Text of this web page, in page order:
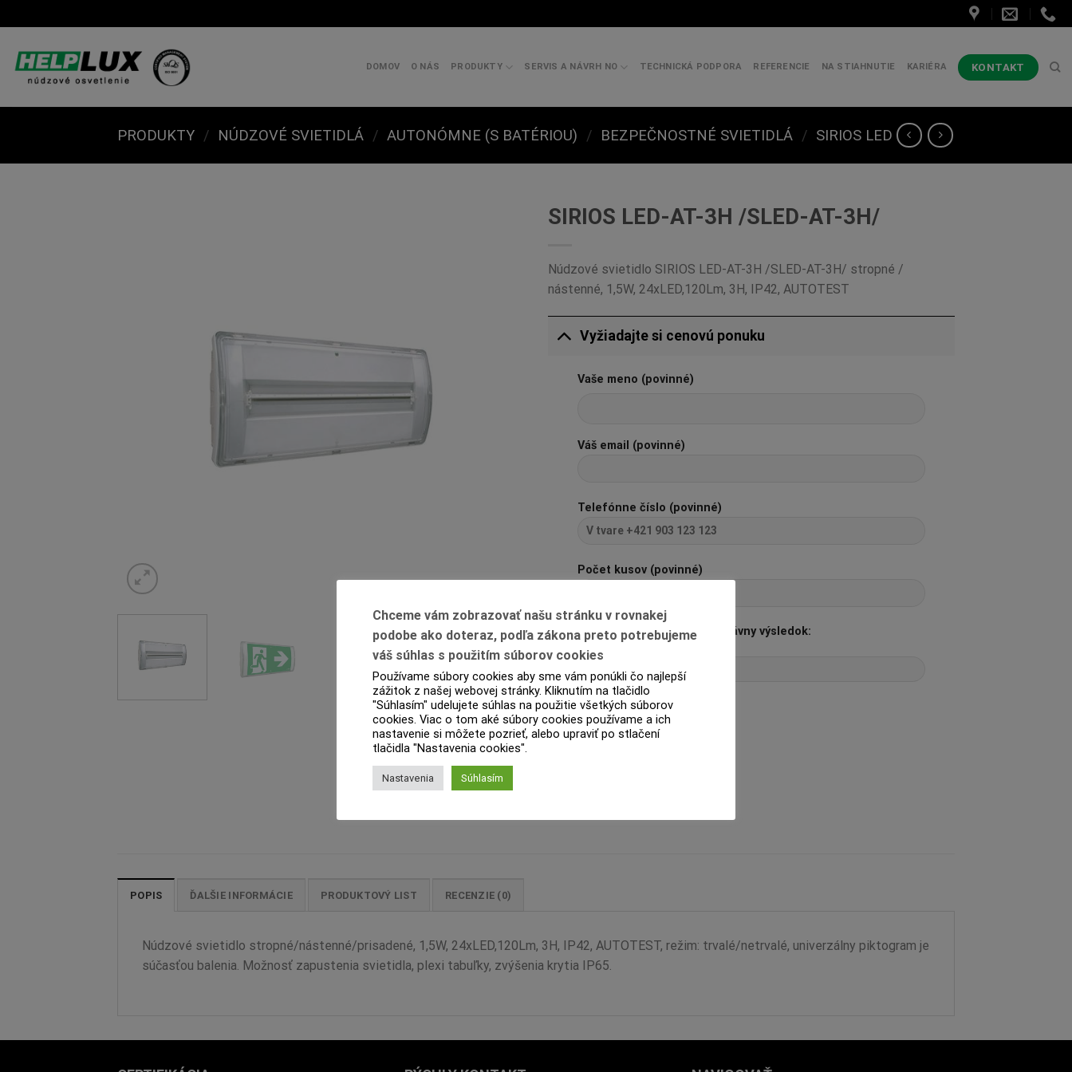
to
content
DOMOV O NÁS PRODUKTY SERVIS A NÁVRH NO TECHNICKÁ PODPORA REFERENCIE NA STIAHNUTIE KARIÉRA KONTAKT
PRODUKTY / NÚDZOVÉ SVIETIDLÁ / AUTONÓMNE (S BATÉRIOU) / BEZPEČNOSTNÉ SVIETIDLÁ / SIRIOS LED
SIRIOS LED-AT-3H /SLED-AT-3H/
Núdzové svietidlo SIRIOS LED-AT-3H /SLED-AT-3H/ stropné /
nástenné, 1,5W, 24xLED,120Lm, 3H, IP42, AUTOTEST
Vyžiadajte si cenovú ponuku
Vaše meno (povinné)
Váš email (povinné)
Telefónne číslo (povinné)
Počet kusov (povinné)
Pred odoslaním zadajte správny výsledok:
22+11=?
POPIS ĎALŠIE INFORMÁCIE PRODUKTOVÝ LIST RECENZIE (0)
Núdzové svietidlo stropné/nástenné/prisadené, 1,5W, 24xLED,120Lm, 3H, IP42, AUTOTEST, režim: trvalé/netrvalé, univerzálny piktogram je
súčasťou balenia. Možnosť zapustenia svietidla, plexi tabuľky, zvýšenia krytia IP65.
Chceme vám zobrazovať našu stránku v rovnakej
podobe ako doteraz, podľa zákona preto potrebujeme
váš súhlas s použitím súborov cookies
Používame súbory cookies aby sme vám ponúkli čo najlepší
zážitok z našej webovej stránky. Kliknutím na tlačidlo
"Súhlasím" udelujete súhlas na použitie všetkých súborov
cookies. Viac o tom aké súbory cookies používame a ich
nastavenie si môžete pozrieť, alebo upraviť po stlačení
tlačidla "Nastavenia cookies".
Nastavenia Súhlasím